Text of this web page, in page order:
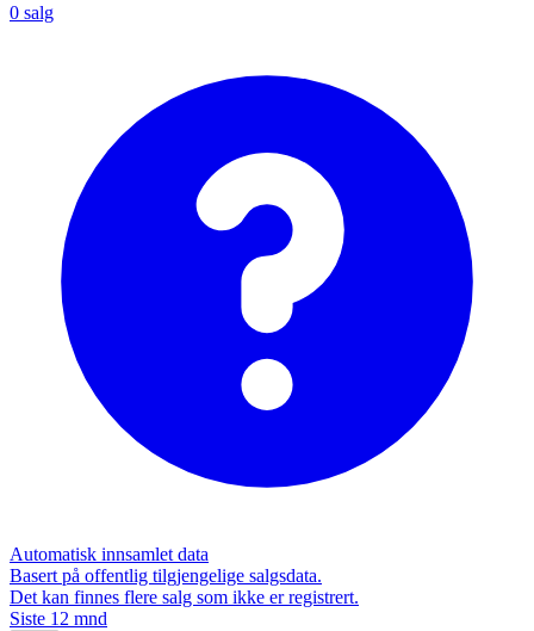
0 salg
Automatisk innsamlet data
Basert på offentlig tilgjengelige salgsdata.
Det kan finnes flere salg som ikke er registrert.
Siste 12 mnd